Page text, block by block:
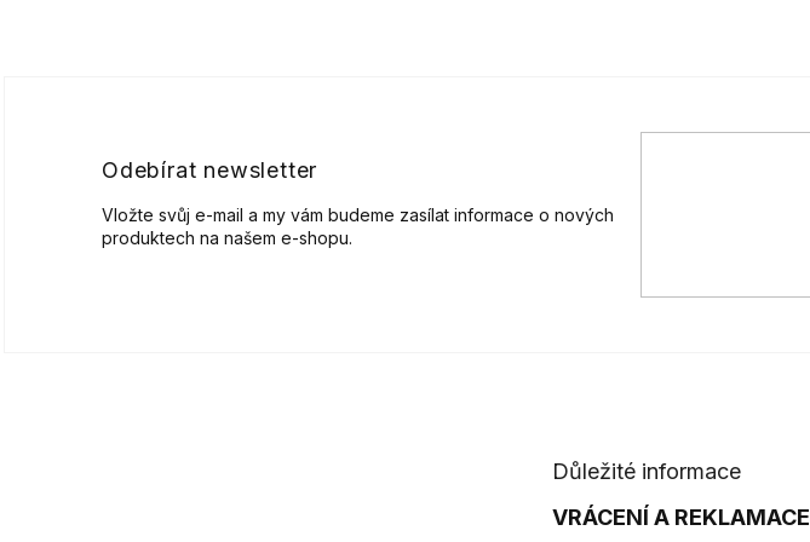
Odebírat newsletter
Vložte svůj e-mail a my vám budeme zasílat informace o nových
produktech na našem e-shopu.
Důležité informace
VRÁCENÍ A REKLAMACE